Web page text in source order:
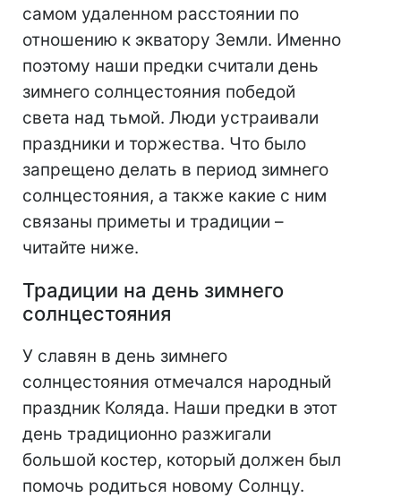
самом удаленном расстоянии по
отношению к экватору Земли. Именно
поэтому наши предки считали день
зимнего солнцестояния победой
света над тьмой. Люди устраивали
праздники и торжества. Что было
запрещено делать в период зимнего
солнцестояния, а также какие с ним
связаны приметы и традиции –
читайте ниже.
Традиции на день зимнего
солнцестояния
У славян в день зимнего
солнцестояния отмечался народный
праздник Коляда. Наши предки в этот
день традиционно разжигали
большой костер, который должен был
помочь родиться новому Солнцу.